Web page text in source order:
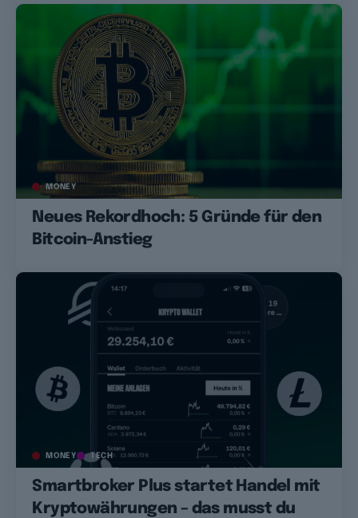
MONEY
Neues Rekordhoch: 5 Gründe für den
Bitcoin-Anstieg
MONEY TECH
Smartbroker Plus startet Handel mit
Kryptowährungen – das musst du